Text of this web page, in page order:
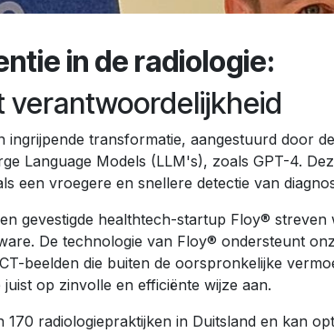
in de radiologie:
ingrijpende transformatie, aangestuurd door
Language Models (LLM's), zoals GPT-4.
een vroegere en snellere detectie van
gevestigde healthtech-startup Floy®
De technologie van Floy® ondersteunt
beelden die buiten de oorspronkelijke
op zinvolle en efficiënte wijze aan.
radiologiepraktijken in Duitsland en kan